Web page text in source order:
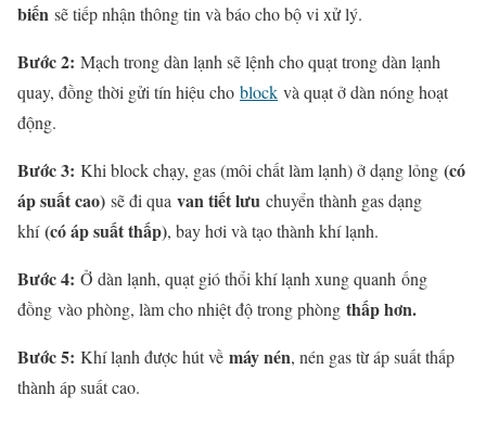
biến sẽ tiếp nhận thông tin và báo cho bộ vi xử lý.
Bước 2: Mạch trong dàn lạnh sẽ lệnh cho quạt trong dàn lạnh
quay, đồng thời gửi tín hiệu cho block và quạt ở dàn nóng hoạt
động.
Bước 3: Khi block chạy, gas (môi chất làm lạnh) ở dạng lỏng (có
áp suất cao) sẽ đi qua van tiết lưu chuyển thành gas dạng
khí(có áp suất thấp), bay hơi và tạo thành khí lạnh.
Bước 4: Ở dàn lạnh, quạt gió thổi khí lạnh xung quanh ống
đồng vào phòng, làm cho nhiệt độ trong phòng thấp hơn.
Bước 5: Khí lạnh được hút về máy nén, nén gas từ áp suất thấp
thành áp suất cao.